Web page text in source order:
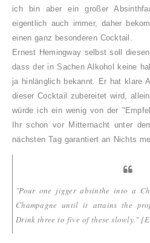
ich bin aber ein großer
eigentlich auch immer, daher
einen ganz besonderen Cocktail.
Ernest Hemingway selbst soll
dass der in Sachen Alkohol keine
ja hinlänglich bekannt. Er hat klare
dieser Cocktail zubereitet wird,
würde ich ein wenig von der
Ihr schon vor Mitternacht unter
nächsten Tag garantiert an Nichts
"Pour one jigger absinthe into a
Champagne until it attains the
Drink three to five of these slowly."